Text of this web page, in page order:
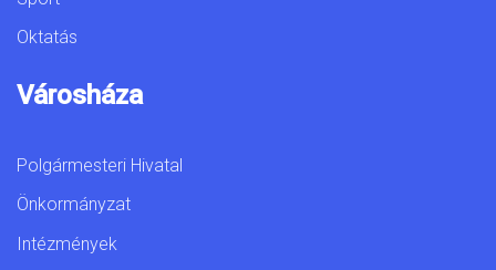
Oktatás
Városháza
Polgármesteri Hivatal
Önkormányzat
Intézmények